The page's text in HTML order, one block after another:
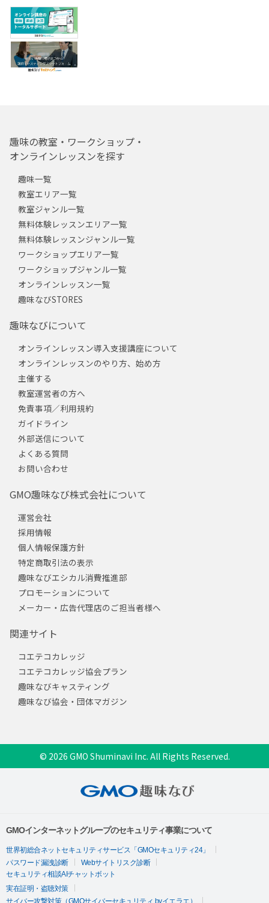
趣味の教室・ワークショップ・
オンラインレッスンを探す
趣味一覧
教室エリア一覧
教室ジャンル一覧
無料体験レッスンエリア一覧
無料体験レッスンジャンル一覧
ワークショップエリア一覧
ワークショップジャンル一覧
オンラインレッスン一覧
趣味なびSTORES
趣味なびについて
オンラインレッスン導入支援講座について
オンラインレッスンのやり方、始め方
主催する
教室運営者の方へ
免責事項／利用規約
ガイドライン
外部送信について
よくある質問
お問い合わせ
GMO趣味なび株式会社について
運営会社
採用情報
個人情報保護方針
特定商取引法の表示
趣味なびエシカル消費推進部
プロモーションについて
メーカー・広告代理店のご担当者様へ
関連サイト
コエテコカレッジ
コエテコカレッジ協会プラン
趣味なびキャスティング
趣味なび協会・団体マガジン
© 2026 GMO Shuminavi Inc. All Rights Reserved.